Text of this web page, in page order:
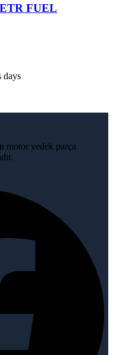
FUEL
days
motor yedek parça